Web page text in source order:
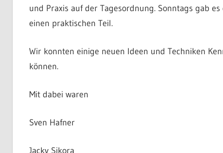
und Praxis auf der Tagesordnung. Sonntags gab
einen praktischen Teil.
Wir konnten einige neuen Ideen und Techniken
können.
Mit dabei waren
Sven Hafner
Jacky Sikora